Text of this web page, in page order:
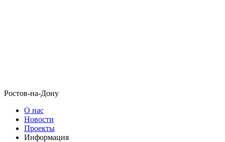
Ростов-на-Дону
О нас
Новости
Проекты
Информация